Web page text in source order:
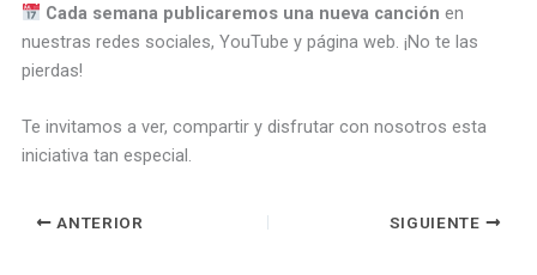
Cada semana publicaremos una nueva canción en
nuestras redes sociales, YouTube y página web. ¡No te las
pierdas!
Te invitamos a ver, compartir y disfrutar con nosotros esta
iniciativa tan especial.
ANTERIOR SIGUIENTE